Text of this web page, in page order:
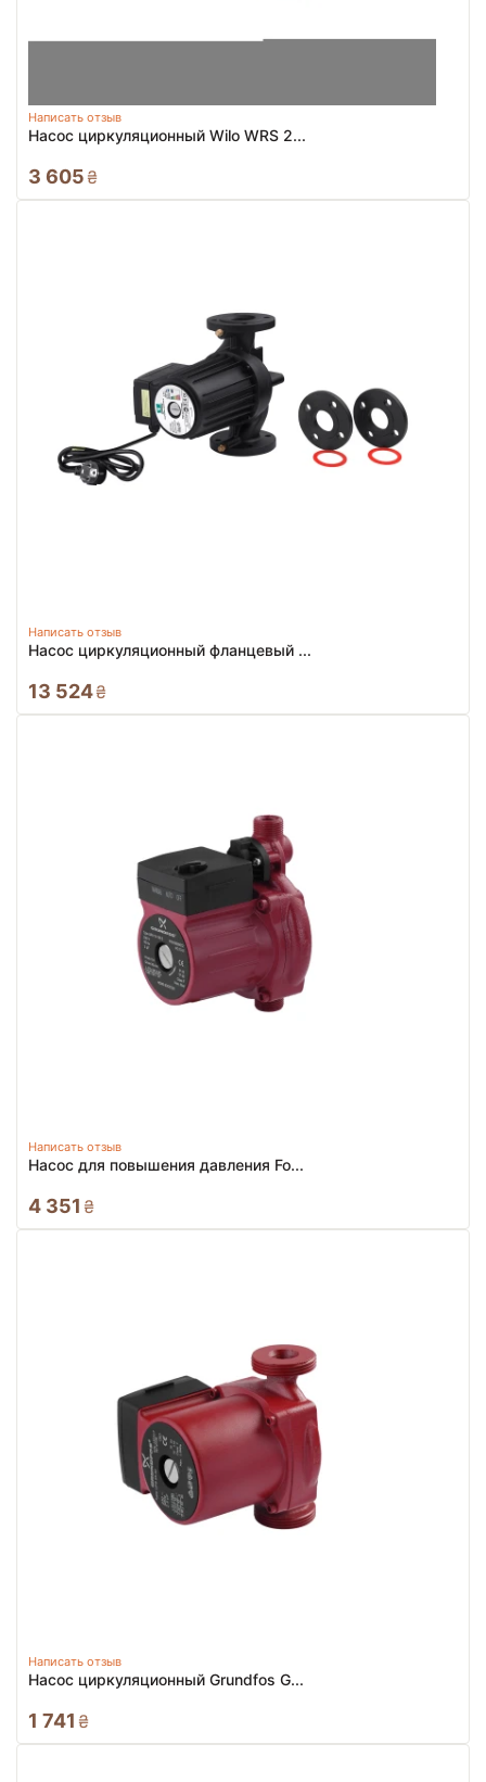
Написать отзыв
Насос циркуляционный Wilo WRS 2...
3 605 ₴
Написать отзыв
Насос циркуляционный фланцевый ...
13 524₴
Написать отзыв
Насос для повышения давления Fo...
4 351 ₴
Написать отзыв
Насос циркуляционный Grundfos G...
1 741 ₴